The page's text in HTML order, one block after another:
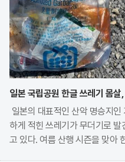
일본 국립공원 한글 쓰레기 몸살
일본의 대표적인 산악 명승지
하게 적힌 쓰레기가 무더기로
고 있다. 여름 산행 시즌을 맞아